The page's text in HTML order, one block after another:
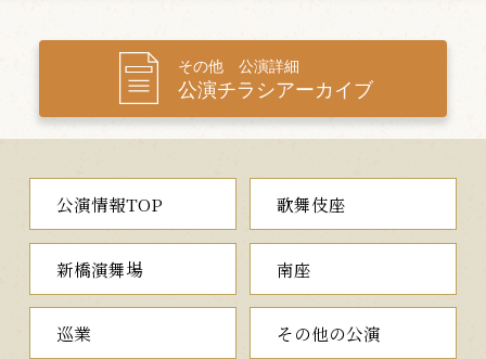
その他 公演詳細
公演チラシアーカイブ
公演情報TOP 歌舞伎座
新橋演舞場 南座
巡業 その他の公演